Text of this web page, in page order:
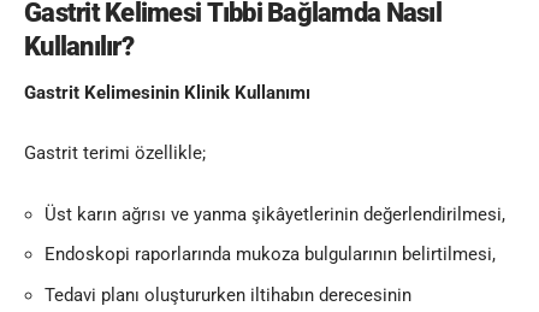
Gastrit Kelimesi Tıbbi Bağlamda Nasıl
Kullanılır?
Gastrit Kelimesinin Klinik Kullanımı
Gastrit terimi özellikle;
Üst karın ağrısı ve yanma şikâyetlerinin değerlendirilmesi,
Endoskopi raporlarında mukoza bulgularının belirtilmesi,
Tedavi planı oluştururken iltihabın derecesinin